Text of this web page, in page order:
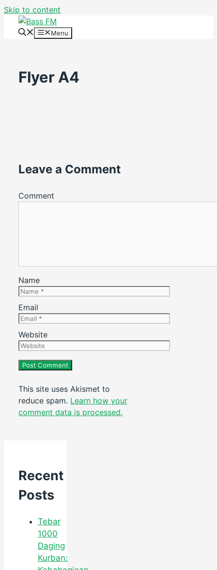
Skip to content
Menu
Flyer A4
Leave a Comment
Comment
Name
Email
Website
This site uses Akismet to
reduce spam. Learn how your
comment data is processed.
Recent
Posts
Tebar
1000
Daging
Kurban: